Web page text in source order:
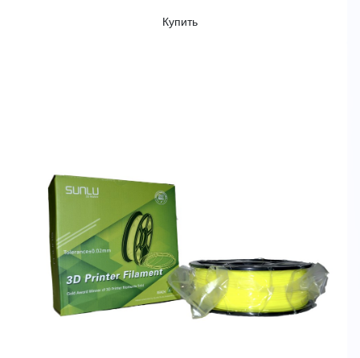
Купить